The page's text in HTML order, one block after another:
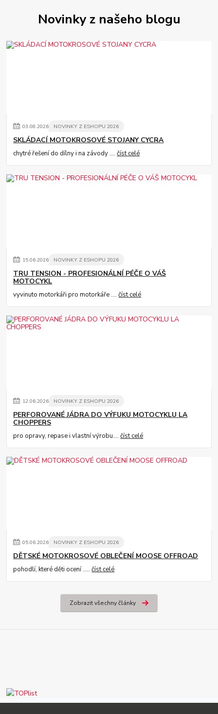
Novinky z našeho blogu
03.08.2026 NOVINKY Z ESHOPU 2026
SKLÁDACÍ MOTOKROSOVÉ STOJANY CYCRA
chytré řešení do dílny i na závody ....číst celé
15.06.2026 NOVINKY Z ESHOPU 2026
TRU TENSION - PROFESIONÁLNÍ PÉČE O VÁŠ
MOTOCYKL
vyvinuto motorkáři pro motorkáře ....číst celé
12.06.2026 NOVINKY Z ESHOPU 2026
PERFOROVANÉ JÁDRA DO VÝFUKU MOTOCYKLU LA
CHOPPERS
pro opravy, repase i vlastní výrobu....číst celé
05.06.2026 NOVINKY Z ESHOPU 2026
DĚTSKÉ MOTOKROSOVÉ OBLEČENÍ MOOSE OFFROAD
pohodlí, které děti ocení .....číst celé
Zobrazit všechny články